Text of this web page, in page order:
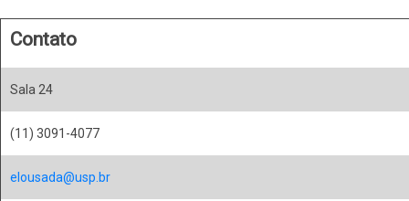
Contato
Sala 24
(11) 3091-4077
elousada@usp.br